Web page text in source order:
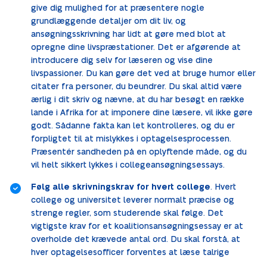
give dig mulighed for at præsentere nogle
grundlæggende detaljer om dit liv, og
ansøgningsskrivning har lidt at gøre med blot at
opregne dine livspræstationer. Det er afgørende at
introducere dig selv for læseren og vise dine
livspassioner. Du kan gøre det ved at bruge humor eller
citater fra personer, du beundrer. Du skal altid være
ærlig i dit skriv og nævne, at du har besøgt en række
lande i Afrika for at imponere dine læsere, vil ikke gøre
godt. Sådanne fakta kan let kontrolleres, og du er
forpligtet til at mislykkes i optagelsesprocessen.
Præsentér sandheden på en oplyftende måde, og du
vil helt sikkert lykkes i collegeansøgningsessays.
Følg alle skrivningskrav for hvert college. Hvert
college og universitet leverer normalt præcise og
strenge regler, som studerende skal følge. Det
vigtigste krav for et koalitionsansøgningsessay er at
overholde det krævede antal ord. Du skal forstå, at
hver optagelsesofficer forventes at læse talrige